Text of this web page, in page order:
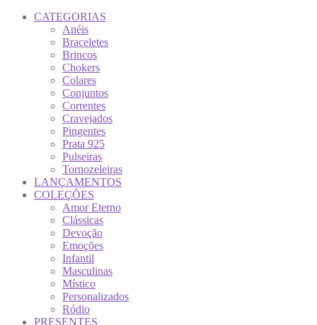
CATEGORIAS
Anéis
Braceletes
Brincos
Chokers
Colares
Conjuntos
Correntes
Cravejados
Pingentes
Prata 925
Pulseiras
Tornozeleiras
LANÇAMENTOS
COLEÇÕES
Amor Eterno
Clássicas
Devoção
Emoções
Infantil
Masculinas
Místico
Personalizados
Ródio
PRESENTES